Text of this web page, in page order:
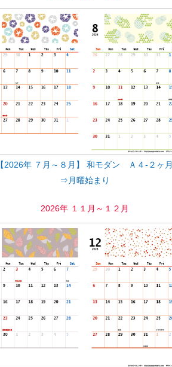
【2026年 ７月～８月】 和モダン Ａ４-２ヶ月
⇒月曜始まり
2026年 １１月～１２月